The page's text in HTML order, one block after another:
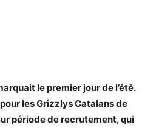
le premier jour de l’été.
les Grizzlys Catalans de
période de recrutement, qui